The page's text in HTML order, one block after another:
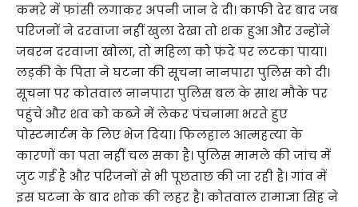
कमरे में फांसी लगाकर अपनी जान दे दी। काफी देर बाद जब
परिजनों ने दरवाजा नहीं खुला देखा तो शक हुआ और उन्होंने
जबरन दरवाजा खोला, तो महिला को फंदे पर लटका पाया।
लड़की के पिता ने घटना की सूचना नानपारा पुलिस को दी।
सूचना पर कोतवाल नानपारा पुलिस बल के साथ मौके पर
पहुंचे और शव को कब्जे में लेकर पंचनामा भरते हुए
पोस्टमार्टम के लिए भेज दिया। फिलहाल आत्महत्या के
कारणों का पता नहीं चल सका है। पुलिस मामले की जांच में
जुट गई है और परिजनों से भी पूछताछ की जा रही है। गांव में
इस घटना के बाद शोक की लहर है। कोतवाल रामाज्ञा सिंह ने